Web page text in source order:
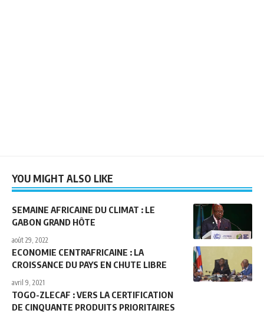
YOU MIGHT ALSO LIKE
SEMAINE AFRICAINE DU CLIMAT : LE
GABON GRAND HÔTE
août 29, 2022
ECONOMIE CENTRAFRICAINE : LA
CROISSANCE DU PAYS EN CHUTE LIBRE
avril 9, 2021
TOGO-ZLECAF : VERS LA CERTIFICATION
DE CINQUANTE PRODUITS PRIORITAIRES